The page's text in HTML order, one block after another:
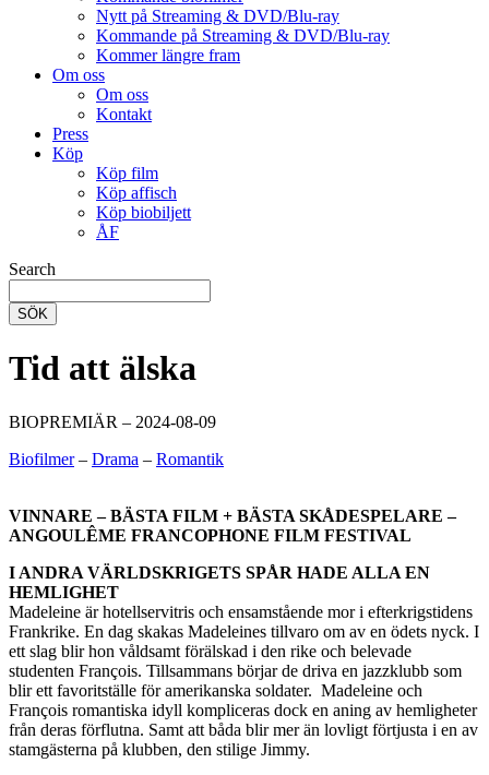
Nytt på Streaming & DVD/Blu-ray
Kommande på Streaming & DVD/Blu-ray
Kommer längre fram
Om oss
Om oss
Kontakt
Press
Köp
Köp film
Köp affisch
Köp biobiljett
ÅF
Search
SÖK
Tid att älska
BIOPREMIÄR – 2024-08-09
Biofilmer– Drama – Romantik
VINNARE – BÄSTA FILM + BÄSTA SKÅDESPELARE –
ANGOULÊME FRANCOPHONE FILM FESTIVAL
I ANDRA VÄRLDSKRIGETS SPÅR HADE ALLA EN
HEMLIGHET
Madeleine är hotellservitris och ensamstående mor i efterkrigstidens
Frankrike. En dag skakas Madeleines tillvaro om av en ödets nyck. I
ett slag blir hon våldsamt förälskad i den rike och belevade
studenten François. Tillsammans börjar de driva en jazzklubb som
blir ett favoritställe för amerikanska soldater. Madeleine och
François romantiska idyll kompliceras dock en aning av hemligheter
från deras förflutna. Samt att båda blir mer än lovligt förtjusta i en av
stamgästerna på klubben, den stilige Jimmy.